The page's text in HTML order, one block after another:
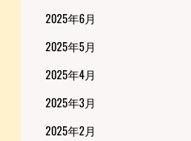
2025年6月
2025年5月
2025年4月
2025年3月
2025年2月